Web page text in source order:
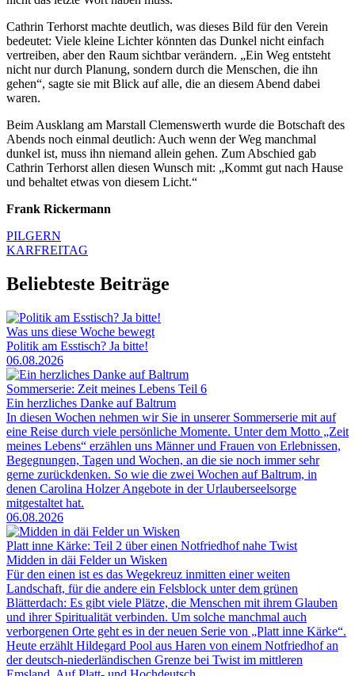
Cathrin Terhorst machte deutlich, was dieses Bild für den Verein
bedeutet: Viele kleine Lichter könnten das Dunkel nicht einfach
vertreiben, aber den Raum sichtbar verändern. „Ein Weg entsteht
nicht nur durch Planung, sondern durch die Menschen, die ihn
gehen“, sagte sie mit Blick auf alle, die an diesem Abend dabei
waren.
Beim Ausklang am Marstall Clemenswerth wurde die Botschaft des
Abends noch einmal deutlich: Auch wenn der Weg manchmal
dunkel ist, muss ihn niemand allein gehen. Zum Abschied gab
Cathrin Terhorst allen diesen Wunsch mit: „Kommt gut nach Hause
und behaltet etwas von diesem Licht.“
Frank Rickermann
PILGERN
KARFREITAG
Beliebteste Beiträge
Was uns diese Woche bewegt
Politik am Esstisch? Ja bitte!
06.08.2026
Sommerserie: Zeit meines Lebens Teil 6
Ein herzliches Danke auf Baltrum
In diesen Wochen nehmen wir Sie in unserer Sommerserie mit auf
eine Reise durch viele persönliche Momente. Unter dem Motto „Zeit
meines Lebens“ erzählen uns Männer und Frauen von Erlebnissen,
Begegnungen, Tagen und Wochen, an die sie noch immer sehr
gerne zurückdenken. So wie die zwei Wochen auf Baltrum, in
denen Carolina Holzer Angebote in der Urlauberseelsorge
mitgestaltet hat.
06.08.2026
Platt inne Kärke: Teil 2 über einen Notfriedhof nahe Twist
Midden in däi Felder un Wisken
Für den einen ist es das Wegekreuz inmitten einer weiten
Landschaft, für die andere ein Felsblock unter dem grünen
Blätterdach: Es gibt viele Plätze, die Menschen mit ihrem Glauben
und ihrer Spiritualität verbinden. Um solche manchmal auch
verborgenen Orte geht es in der neuen Serie von „Platt inne Kärke“.
Heute erzählt Hildegard Pool aus Haren von einem Notfriedhof an
der deutsch-niederländischen Grenze bei Twist im mittleren